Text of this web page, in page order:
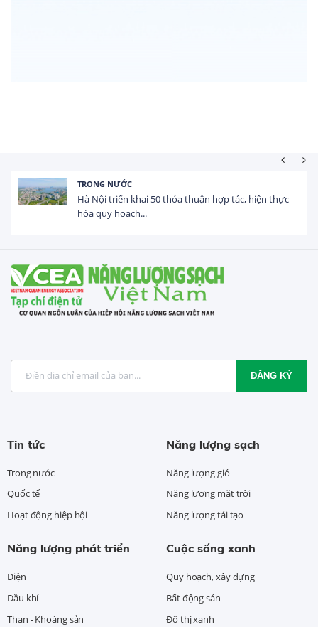
thuận hợp tác, hiện thực
Tổng vốn FDI đăng ký
ĐĂNG KÝ
Tin tức
Trong nước
Quốc tế
Hoạt động hiệp hội
Năng lượng sạch
Năng lượng gió
Năng lượng mặt trời
Năng lượng tái tạo
Năng lượng phát triển
Điện
Dầu khí
Than - Khoáng sản
Cuộc sống xanh
Quy hoạch, xây dựng
Bất động sản
Đô thị xanh